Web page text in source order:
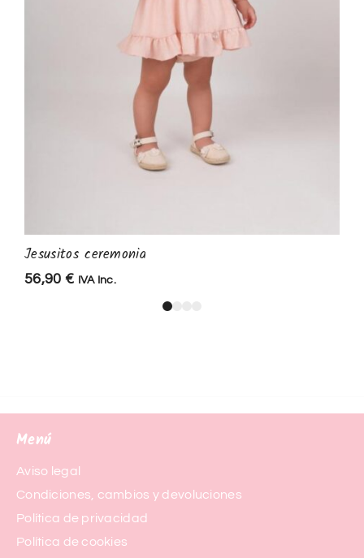
Jesusitos ceremonia
56,90 € IVA Inc.
Menú
Aviso legal
Condiciones, cambios y devoluciones
Política de privacidad
Política de cookies